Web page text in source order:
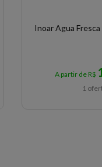
Inoar Agua
A partir de R$
1